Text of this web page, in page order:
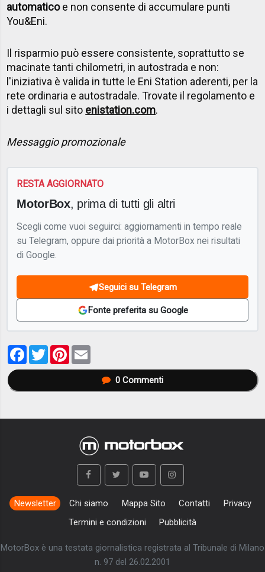
automaticoe non consente di accumulare punti
You&Eni.
Il risparmio può essere consistente, soprattutto se
macinate tanti chilometri, in autostrada e non:
l'iniziativa è valida in tutte le Eni Station aderenti, per la
rete ordinaria e autostradale. Trovate il regolamento e
i dettagli sul sito enistation.com.
Messaggio promozionale
RESTA AGGIORNATO
MotorBox, prima di tutti gli altri
Scegli come vuoi seguirci: aggiornamenti in tempo reale
su Telegram, oppure dai priorità a MotorBox nei risultati
di Google.
Seguici su Telegram
Fonte preferita su Google
Facebook
TwitterPinterest
0Commenti
Newsletter Chi siamo Mappa Sito Contatti
Privacy
Termini e condizioni
Pubblicità
MotorBox è una testata giornalistica registrata al Tribunale di Milano
n. 97 del 26.02.2001